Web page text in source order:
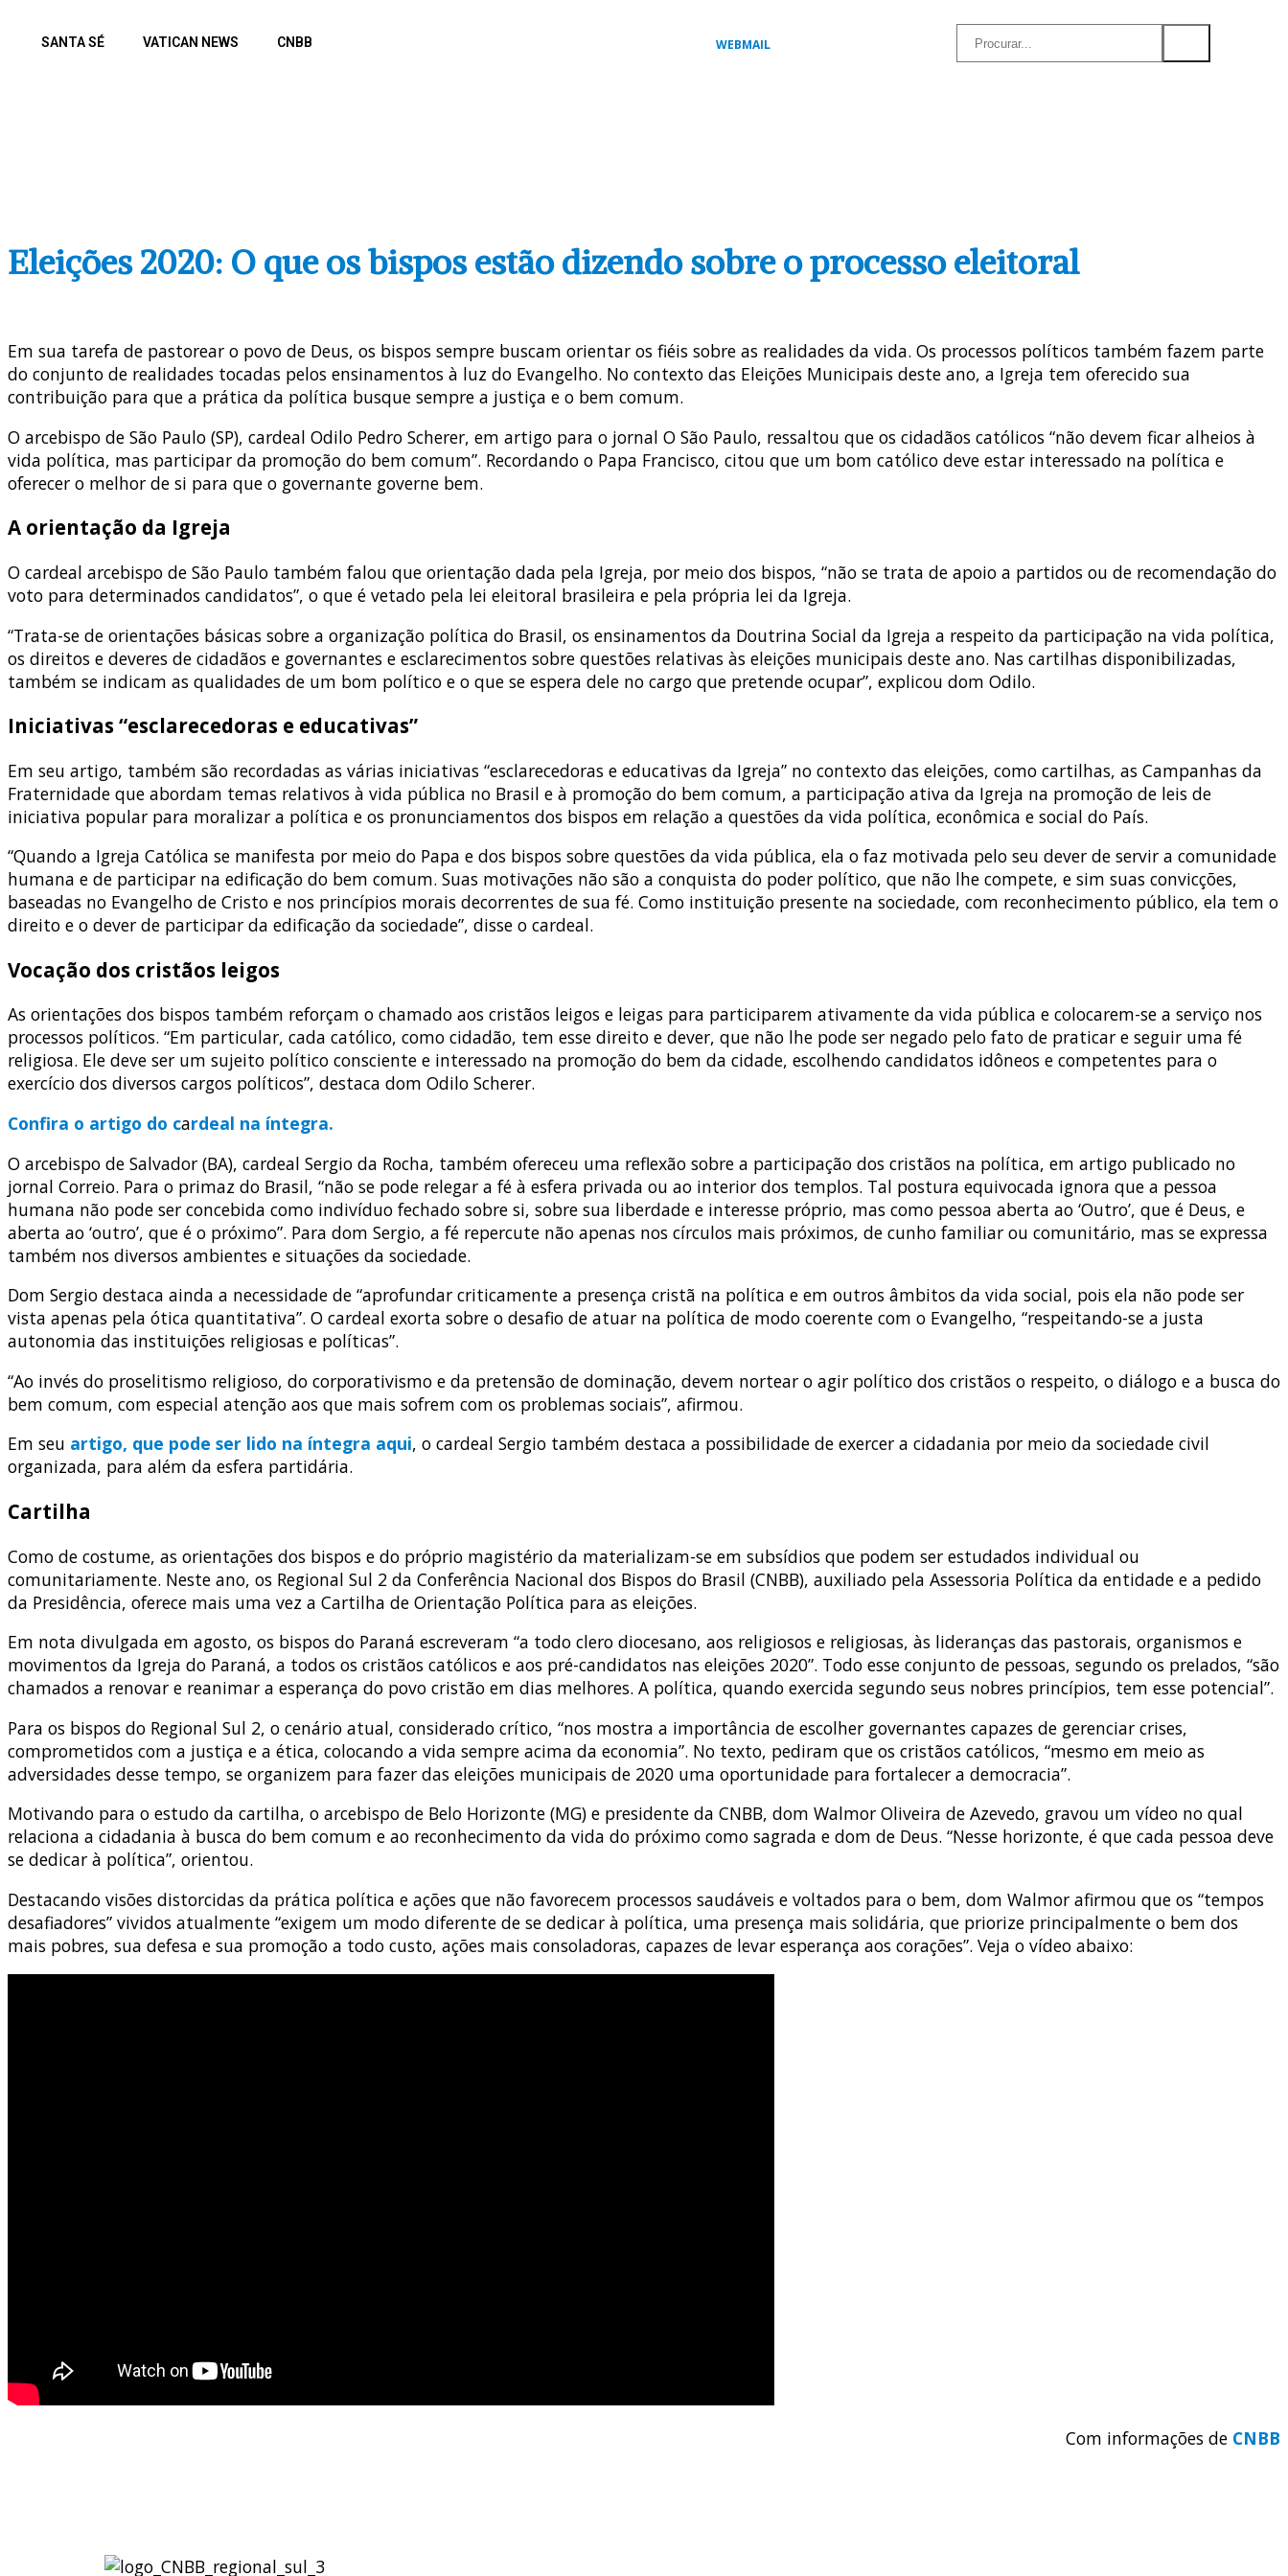
SANTA SÉ VATICAN NEWS CNBB WEBMAIL
Eleições 2020: O que os bispos estão dizendo sobre o processo eleitoral
Em sua tarefa de pastorear o povo de Deus, os bispos sempre buscam orientar os fiéis sobre as realidades da vida. Os processos políticos também fazem parte
do conjunto de realidades tocadas pelos ensinamentos à luz do Evangelho. No contexto das Eleições Municipais deste ano, a Igreja tem oferecido sua
contribuição para que a prática da política busque sempre a justiça e o bem comum.
O arcebispo de São Paulo (SP), cardeal Odilo Pedro Scherer, em artigo para o jornal O São Paulo, ressaltou que os cidadãos católicos “não devem ficar alheios à
vida política, mas participar da promoção do bem comum”. Recordando o Papa Francisco, citou que um bom católico deve estar interessado na política e
oferecer o melhor de si para que o governante governe bem.
A orientação da Igreja
O cardeal arcebispo de São Paulo também falou que orientação dada pela Igreja, por meio dos bispos, “não se trata de apoio a partidos ou de recomendação do
voto para determinados candidatos”, o que é vetado pela lei eleitoral brasileira e pela própria lei da Igreja.
“Trata-se de orientações básicas sobre a organização política do Brasil, os ensinamentos da Doutrina Social da Igreja a respeito da participação na vida política,
os direitos e deveres de cidadãos e governantes e esclarecimentos sobre questões relativas às eleições municipais deste ano. Nas cartilhas disponibilizadas,
também se indicam as qualidades de um bom político e o que se espera dele no cargo que pretende ocupar”, explicou dom Odilo.
Iniciativas “esclarecedoras e educativas”
Em seu artigo, também são recordadas as várias iniciativas “esclarecedoras e educativas da Igreja” no contexto das eleições, como cartilhas, as Campanhas da
Fraternidade que abordam temas relativos à vida pública no Brasil e à promoção do bem comum, a participação ativa da Igreja na promoção de leis de
iniciativa popular para moralizar a política e os pronunciamentos dos bispos em relação a questões da vida política, econômica e social do País.
“Quando a Igreja Católica se manifesta por meio do Papa e dos bispos sobre questões da vida pública, ela o faz motivada pelo seu dever de servir a comunidade
humana e de participar na edificação do bem comum. Suas motivações não são a conquista do poder político, que não lhe compete, e sim suas convicções,
baseadas no Evangelho de Cristo e nos princípios morais decorrentes de sua fé. Como instituição presente na sociedade, com reconhecimento público, ela tem o
direito e o dever de participar da edificação da sociedade”, disse o cardeal.
Vocação dos cristãos leigos
As orientações dos bispos também reforçam o chamado aos cristãos leigos e leigas para participarem ativamente da vida pública e colocarem-se a serviço nos
processos políticos. “Em particular, cada católico, como cidadão, tem esse direito e dever, que não lhe pode ser negado pelo fato de praticar e seguir uma fé
religiosa. Ele deve ser um sujeito político consciente e interessado na promoção do bem da cidade, escolhendo candidatos idôneos e competentes para o
exercício dos diversos cargos políticos”, destaca dom Odilo Scherer.
Confira o artigo do cardeal na íntegra.
O arcebispo de Salvador (BA), cardeal Sergio da Rocha, também ofereceu uma reflexão sobre a participação dos cristãos na política, em artigo publicado no
jornal Correio. Para o primaz do Brasil, “não se pode relegar a fé à esfera privada ou ao interior dos templos. Tal postura equivocada ignora que a pessoa
humana não pode ser concebida como indivíduo fechado sobre si, sobre sua liberdade e interesse próprio, mas como pessoa aberta ao ‘Outro’, que é Deus, e
aberta ao ‘outro’, que é o próximo”. Para dom Sergio, a fé repercute não apenas nos círculos mais próximos, de cunho familiar ou comunitário, mas se expressa
também nos diversos ambientes e situações da sociedade.
Dom Sergio destaca ainda a necessidade de “aprofundar criticamente a presença cristã na política e em outros âmbitos da vida social, pois ela não pode ser
vista apenas pela ótica quantitativa”. O cardeal exorta sobre o desafio de atuar na política de modo coerente com o Evangelho, “respeitando-se a justa
autonomia das instituições religiosas e políticas”.
“Ao invés do proselitismo religioso, do corporativismo e da pretensão de dominação, devem nortear o agir político dos cristãos o respeito, o diálogo e a busca do
bem comum, com especial atenção aos que mais sofrem com os problemas sociais”, afirmou.
Em seu artigo, que pode ser lido na íntegra aqui, o cardeal Sergio também destaca a possibilidade de exercer a cidadania por meio da sociedade civil
organizada, para além da esfera partidária.
Cartilha
Como de costume, as orientações dos bispos e do próprio magistério da materializam-se em subsídios que podem ser estudados individual ou
comunitariamente. Neste ano, os Regional Sul 2 da Conferência Nacional dos Bispos do Brasil (CNBB), auxiliado pela Assessoria Política da entidade e a pedido
da Presidência, oferece mais uma vez a Cartilha de Orientação Política para as eleições.
Em nota divulgada em agosto, os bispos do Paraná escreveram “a todo clero diocesano, aos religiosos e religiosas, às lideranças das pastorais, organismos e
movimentos da Igreja do Paraná, a todos os cristãos católicos e aos pré-candidatos nas eleições 2020”. Todo esse conjunto de pessoas, segundo os prelados, “são
chamados a renovar e reanimar a esperança do povo cristão em dias melhores. A política, quando exercida segundo seus nobres princípios, tem esse potencial”.
Para os bispos do Regional Sul 2, o cenário atual, considerado crítico, “nos mostra a importância de escolher governantes capazes de gerenciar crises,
comprometidos com a justiça e a ética, colocando a vida sempre acima da economia”. No texto, pediram que os cristãos católicos, “mesmo em meio as
adversidades desse tempo, se organizem para fazer das eleições municipais de 2020 uma oportunidade para fortalecer a democracia”.
Motivando para o estudo da cartilha, o arcebispo de Belo Horizonte (MG) e presidente da CNBB, dom Walmor Oliveira de Azevedo, gravou um vídeo no qual
relaciona a cidadania à busca do bem comum e ao reconhecimento da vida do próximo como sagrada e dom de Deus. “Nesse horizonte, é que cada pessoa deve
se dedicar à política”, orientou.
Destacando visões distorcidas da prática política e ações que não favorecem processos saudáveis e voltados para o bem, dom Walmor afirmou que os “tempos
desafiadores” vividos atualmente “exigem um modo diferente de se dedicar à política, uma presença mais solidária, que priorize principalmente o bem dos
mais pobres, sua defesa e sua promoção a todo custo, ações mais consoladoras, capazes de levar esperança aos corações”. Veja o vídeo abaixo:
Com informações de CNBB